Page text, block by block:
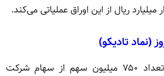
(نماد تادیکو)
مشخصات عرضه: امروز تعداد ۷۵۰ میلیون سهم از سهام شرکت